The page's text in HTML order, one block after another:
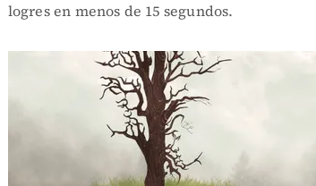
logres en menos de 15 segundos.